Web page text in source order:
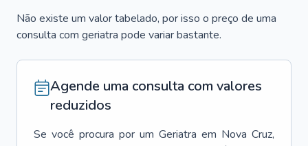
Não existe um valor tabelado, por isso o preço de uma
consulta com geriatra pode variar bastante.
Agende uma consulta com valores
reduzidos
Se você procura por um Geriatra em Nova Cruz,